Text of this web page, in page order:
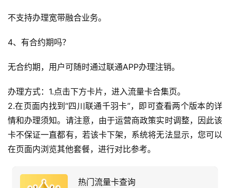
不支持办理宽带融合业务。
4、有合约期吗？
无合约期，用户可随时通过联通APP办理注销。
办理方式：1.点击下方卡片，进入流量卡合集页。
2.在页面内找到“四川联通千羽卡”，即可查看两个版本的详
情和办理须知。请注意，由于运营商政策实时调整，因此该
卡不保证一直都有，若该卡下架，系统将无法显示，您可以
在页面内浏览其他套餐，进行对比参考。
热门流量卡查询